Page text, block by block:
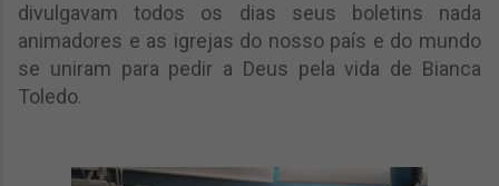
divulgavam todos os dias seus boletins nada
animadores e as igrejas do nosso país e do mundo
se uniram para pedir a Deus pela vida de Bianca
Toledo.